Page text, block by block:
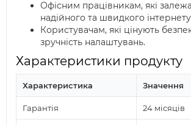
Офісним працівникам, які
надійного та швидкого
Користувачам, які цінують
зручність налаштувань.
Характеристики продукту
Характеристика Значення
Гарантія 24 місяців